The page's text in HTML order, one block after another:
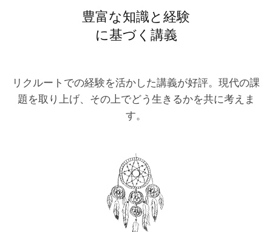
豊富な知識と経験
に基づく講義
リクルートでの経験を活かした講義が好評。現代の課
題を取り上げ、その上でどう生きるかを共に考えま
す。